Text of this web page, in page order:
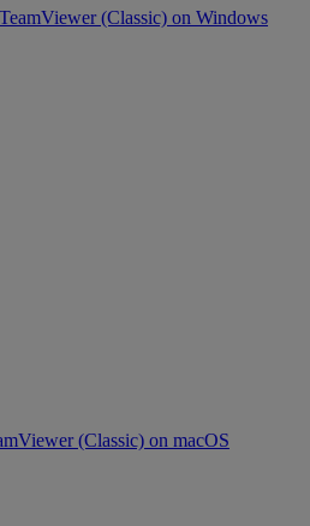
(Classic) on Windows
(Classic) on macOS